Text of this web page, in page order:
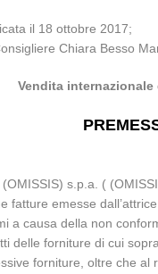
il 18 ottobre 2017;
Chiara Besso
Vendita
s.p.a. (
emesse
causa della non
forniture di cui
forniture, oltre che al